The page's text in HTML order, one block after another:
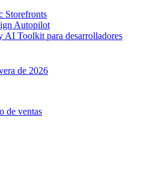
Storefronts
Autopilot
AI Toolkit para desarrolladores
de 2026
de ventas